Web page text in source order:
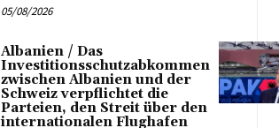
05/08/2026
Albanien / Das
Investitionsschutzabkommen
zwischen Albanien und der
Schweiz verpflichtet die
Parteien, den Streit über den
internationalen Flughafen